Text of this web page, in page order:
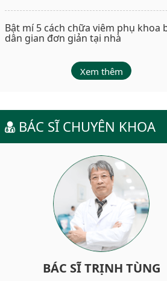
Bật mí 5 cách chữa viêm phụ khoa
dân gian đơn giản tại nhà
Xem thêm
BÁC SĨ CHUYÊN KHOA
BÁC SĨ TRỊNH TÙNG
BÁC SĨ NGUYỄN VĂN
BÁC SĨ NGÔ VIỆT THÀNH